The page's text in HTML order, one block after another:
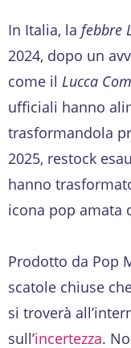
In Italia, la febbre
2024, dopo un
come il Lucca
ufficiali hanno
trasformandola
2025, restock
hanno
icona pop amata
Prodotto da Pop
scatole chiuse
si troverà
sull’incertezza.